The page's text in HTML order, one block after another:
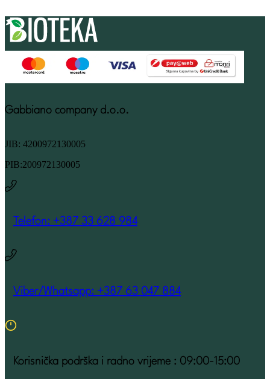
Gabbiano company d.o.o.
JIB: 4200972130005
PIB:200972130005
Telefon: +387 33 628 984
Viber/Whatsapp: +387 63 047 884
Korisnička podrška i radno vrijeme : 09:00-15:00